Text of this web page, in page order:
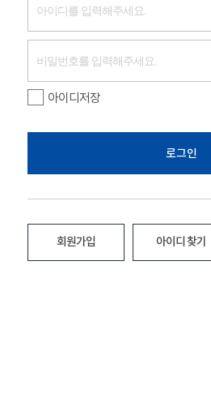
아이디저장
로그인
회원가입 아이디 찾기